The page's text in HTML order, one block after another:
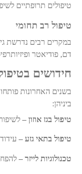
טיפולים תרופתיים
טיפול רב תחומי
במקרים רבים נדרשת
דם, פודיאטר
חידושים
בשנים האחרונות
ביניהן:
טיפול בגז אוזון –
טיפול בתאי גזע –
טכנולוגיות לייזר –